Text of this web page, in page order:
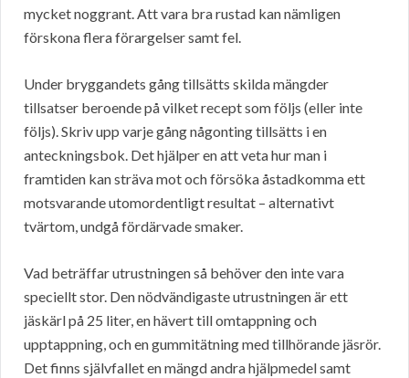
mycket noggrant. Att vara bra rustad kan nämligen
förskona flera förargelser samt fel.
Under bryggandets gång tillsätts skilda mängder
tillsatser beroende på vilket recept som följs (eller inte
följs). Skriv upp varje gång någonting tillsätts i en
anteckningsbok. Det hjälper en att veta hur man i
framtiden kan sträva mot och försöka åstadkomma ett
motsvarande utomordentligt resultat – alternativt
tvärtom, undgå fördärvade smaker.
Vad beträffar utrustningen så behöver den inte vara
speciellt stor. Den nödvändigaste utrustningen är ett
jäskärl på 25 liter, en hävert till omtappning och
upptappning, och en gummitätning med tillhörande jäsrör.
Det finns självfallet en mängd andra hjälpmedel samt